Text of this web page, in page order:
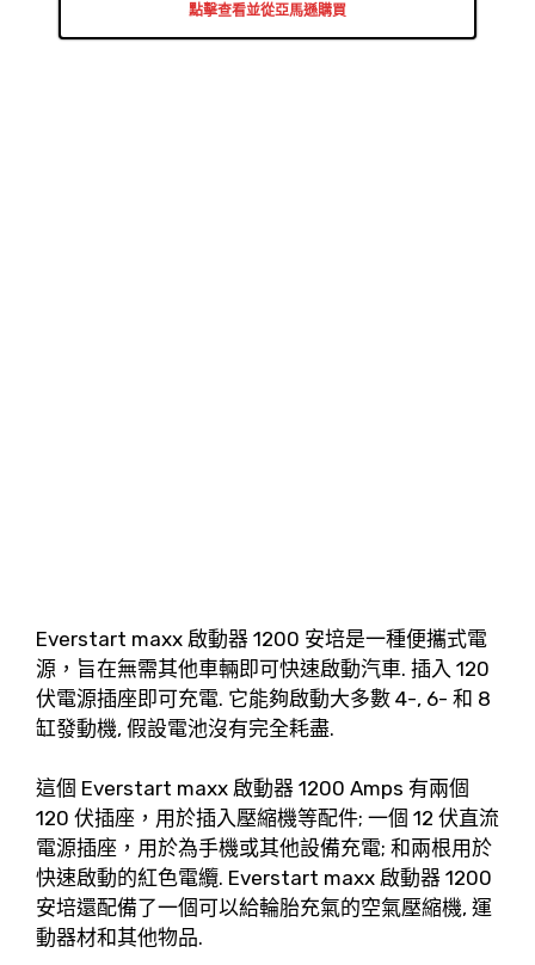
點擊查看並從亞馬遜購買
Everstart maxx 啟動器 1200 安培是一種便攜式電
源，旨在無需其他車輛即可快速啟動汽車. 插入 120
伏電源插座即可充電. 它能夠啟動大多數 4-, 6- 和 8
缸發動機, 假設電池沒有完全耗盡.
這個 Everstart maxx 啟動器 1200 Amps 有兩個
120 伏插座，用於插入壓縮機等配件; 一個 12 伏直流
電源插座，用於為手機或其他設備充電; 和兩根用於
快速啟動的紅色電纜. Everstart maxx 啟動器 1200
安培還配備了一個可以給輪胎充氣的空氣壓縮機, 運
動器材和其他物品.